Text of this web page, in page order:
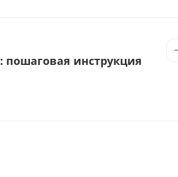
инструкция